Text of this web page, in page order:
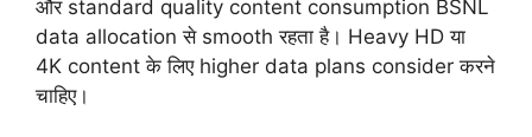
और standard quality content consumption BSNL
data allocation से smooth रहता है। Heavy HD या
4K content के लिए higher data plans consider करने
चाहिए।